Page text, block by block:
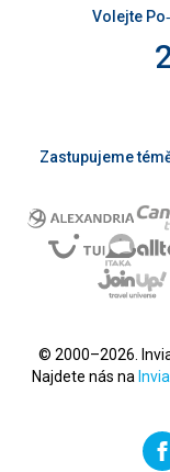
Volejte
Zastupujeme
© 2000–2026.
Najdete nás na